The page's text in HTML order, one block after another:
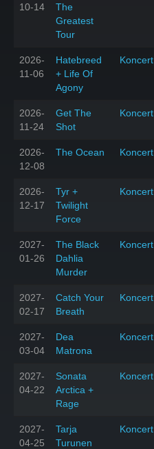
10-14
The
Greatest
Tour
2026-
11-06
Hatebreed
+ Life Of
Agony
Koncert
2026-
11-24
Get The
Shot
Koncert
2026-
12-08
The Ocean Koncert
2026-
12-17
Tyr +
Twilight
Force
Koncert
2027-
01-26
The Black
Dahlia
Murder
Koncert
2027-
02-17
Catch Your
Breath
Koncert
2027-
03-04
Dea
Matrona
Koncert
2027-
04-22
Sonata
Arctica +
Rage
Koncert
2027-
04-25
Tarja
Turunen
Koncert